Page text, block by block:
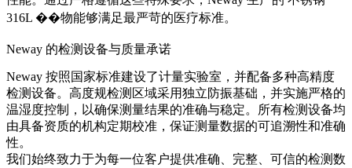
316L ��物能够满足最严苛的医疗标准。
Neway 的检测设备与质量承诺
Neway 按照国家标准建设了计量实验室，并配备多种高精度
检测设备。高度规检测区域采用独立防振基础，并实施严格的
温湿度控制，以确保测量结果的准确与稳定。所有检测设备均
由具备资质的机构定期校准，保证测量数据的可追溯性和准确
性。
我们始终致力于为每一位客户提供准确、完整、可信的检测数